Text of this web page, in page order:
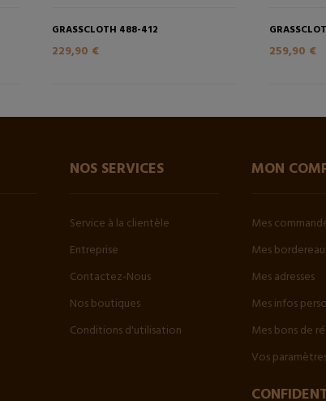
GRASSCLOTH 488-412
229,90 € 259,90 €
NOS SERVICES
Service à la clientèle
Entreprise
Contactez-Nous
Nos boutiques
Conditions d'utilisation
MON
Mes
Mes
Mes adresses
Mes infos
Mes bons de
Vos